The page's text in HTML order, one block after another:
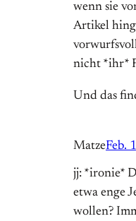
wenn sie
Artikel
nicht *ihr*
Und das
MatzeFeb.
jj: *ironie*
etwa enge
wollen?